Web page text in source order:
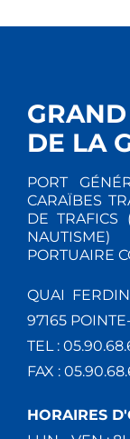
DE LA
PORT
CARAÏBES
DE TRAFICS
PORTUAIRE
QUAI
97165
TEL :
FAX :
HORAIRES